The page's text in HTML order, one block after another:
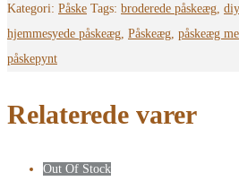
Kategori: Påske Tags: broderede påskeæg
hjemmesyede påskeæg Påskeæg påskeæg
påskepynt
Relaterede varer
Out Of Stock